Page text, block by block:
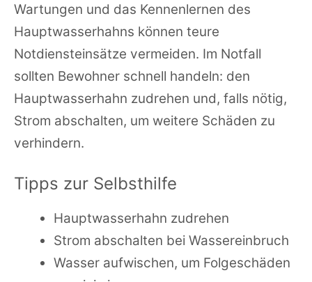
Wartungen und das Kennenlernen des
Hauptwasserhahns können teure
Notdiensteinsätze vermeiden. Im Notfall
sollten Bewohner schnell handeln: den
Hauptwasserhahn zudrehen und, falls nötig,
Strom abschalten, um weitere Schäden zu
verhindern.
Tipps zur Selbsthilfe
Hauptwasserhahn zudrehen
Strom abschalten bei Wassereinbruch
Wasser aufwischen, um Folgeschäden